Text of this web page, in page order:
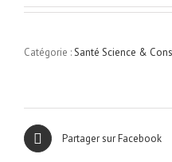
Catégorie :Santé Science &
Partager sur Facebook